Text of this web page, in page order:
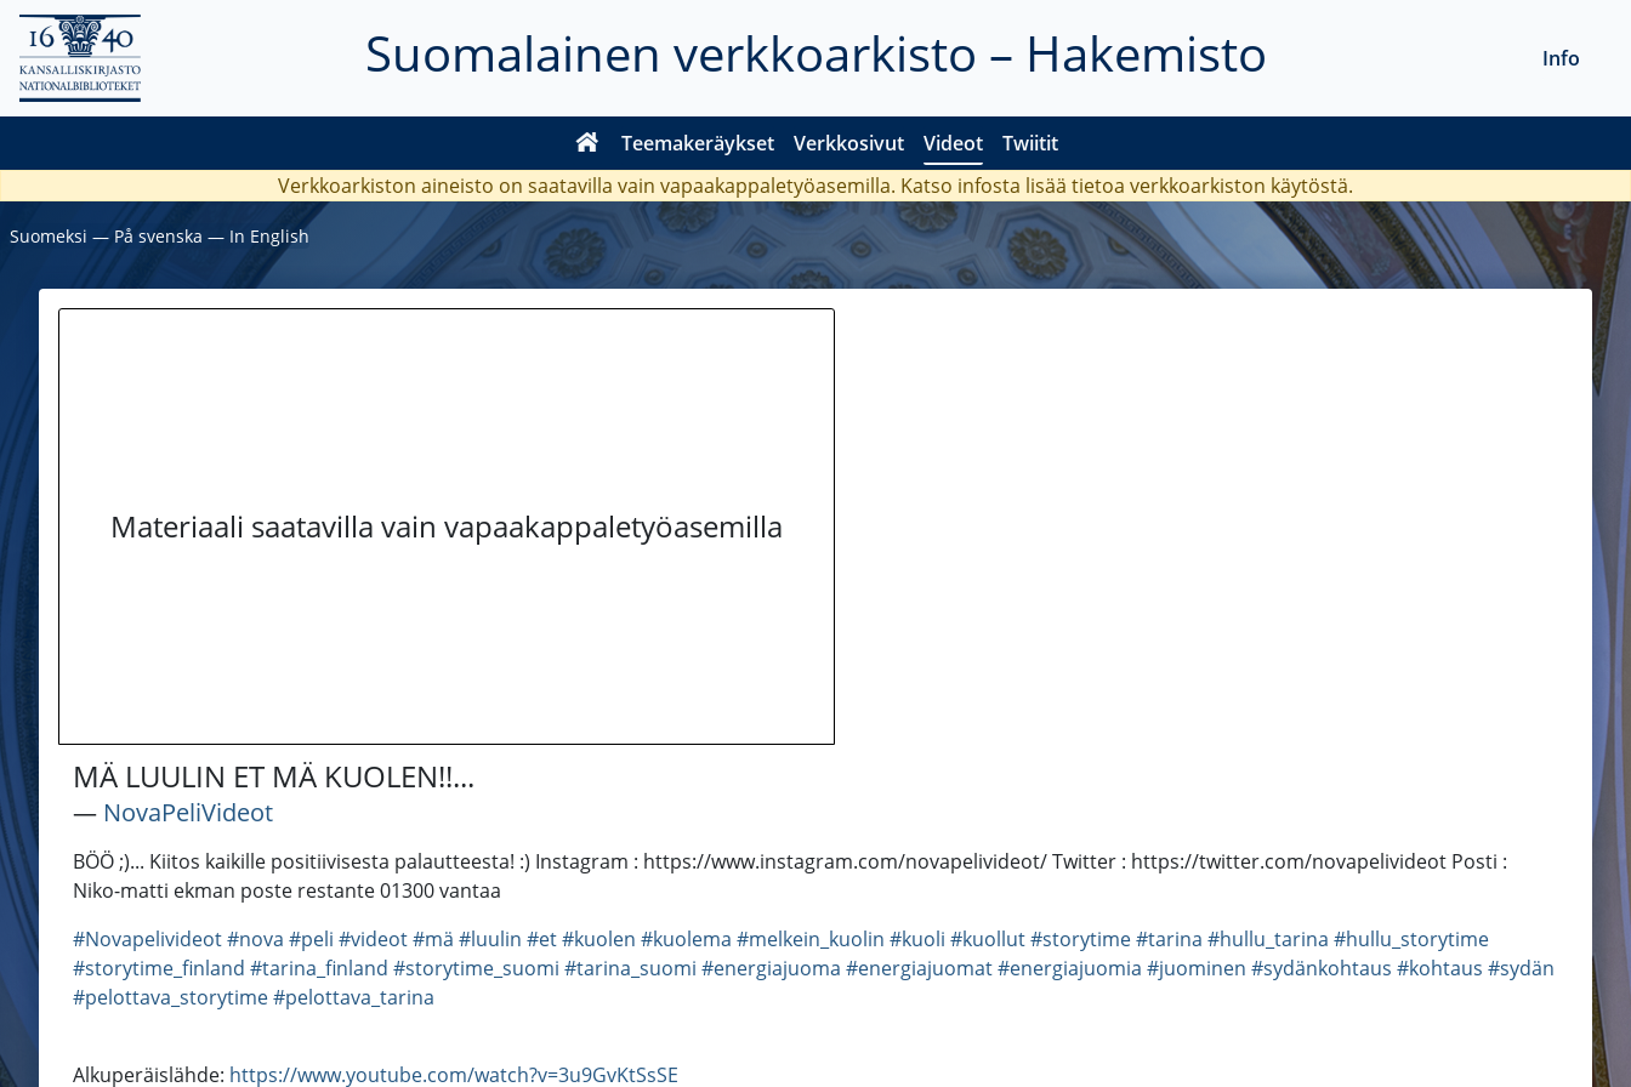
Suomalainen verkkoarkisto – Hakemisto
Teemakeräykset Verkkosivut Videot Twiitit
Info
Verkkoarkiston aineisto on saatavilla vain vapaakappaletyöasemilla. Katso infosta lisää tietoa verkkoarkiston käytöstä.
Suomeksi ― På svenska ― In English
Materiaali saatavilla vain vapaakappaletyöasemilla
MÄ LUULIN ET MÄ KUOLEN!!...
― NovaPeliVideot
BÖÖ ;)... Kiitos kaikille positiivisesta palautteesta! :) Instagram : https://www.instagram.com/novapelivideot/ Twitter : https://twitter.com/novapelivideot Posti :
Niko-matti ekman poste restante 01300 vantaa
#Novapelivideot#nova #peli #videot#mä #luulin #et#kuolen #kuolema #melkein_kuolin #kuoli #kuollut#storytime#tarina #hullu_tarina #hullu_storytime
#storytime_finland #tarina_finland #storytime_suomi #tarina_suomi #energiajuoma #energiajuomat#energiajuomia #juominen #sydänkohtaus #kohtaus #sydän
#pelottava_storytime#pelottava_tarina
Alkuperäislähde: https://www.youtube.com/watch?v=3u9GvKtSsSE